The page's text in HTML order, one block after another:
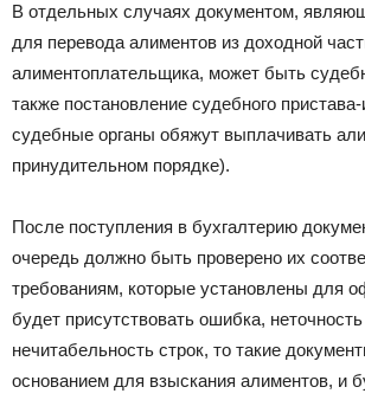
В отдельных случаях документом,
для перевода алиментов из доходной
алиментоплательщика, может быть
также постановление судебного
судебные органы обяжут выплачивать
принудительном порядке).
После поступления в бухгалтерию
очередь должно быть проверено их
требованиям, которые установлены для
будет присутствовать ошибка,
нечитабельность строк, то такие
основанием для взыскания алиментов, и